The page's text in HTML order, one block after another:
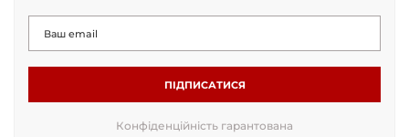
ПІДПИСАТИСЯ
Конфіденційність гарантована